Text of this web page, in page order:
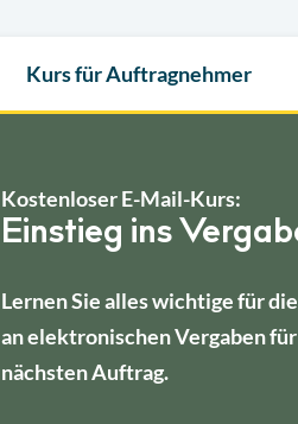
Kurs für Auftragnehmer
Kostenloser E-Mail-Kurs:
Einstieg ins
Lernen Sie alles wichtige für
an elektronischen Vergaben
nächsten Auftrag.